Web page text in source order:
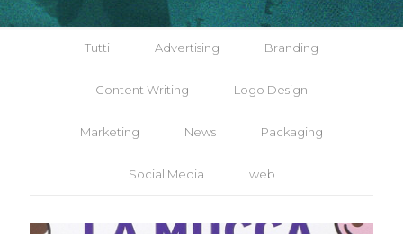
Tutti Advertising Branding
Content Writing Logo Design
Marketing News Packaging
Social Media web